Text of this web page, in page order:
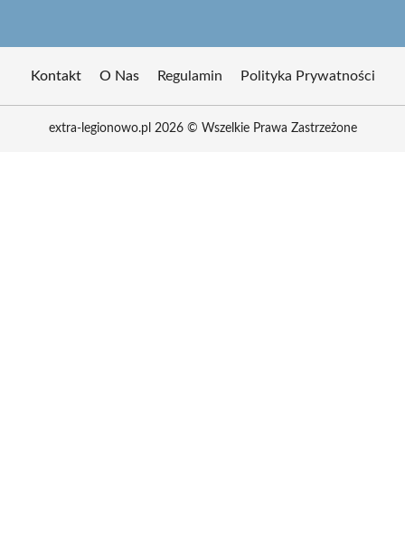
Kontakt O Nas Regulamin Polityka Prywatności
extra-legionowo.pl 2026 © Wszelkie Prawa Zastrzeżone